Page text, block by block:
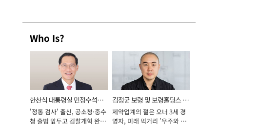
Who Is?
한찬식 대통령실 민정수석비
서관
'정통 검사' 출신, 공소청·중수
청 출범 앞두고 검찰개혁 완수
김정균 보령 및 보령홀딩스 대
표이사 사장
제약업계의 젊은 오너 3세 경
영자, 미래 먹거리 '우주와 헬